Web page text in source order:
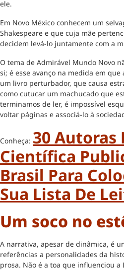
ele.
Em Novo México conhecem um
Shakespeare e que cuja mãe
decidem levá-lo juntamente com a
O tema de Admirável Mundo Novo
si; é esse avanço na medida em que
um livro perturbador, que causa
como cutucar um machucado que
terminamos de ler, é impossível
voltar páginas e associá-lo à
Conheça: 30 Autoras
Científica
Brasil Para
Sua Lista De
Um soco no
A narrativa, apesar de dinâmica, é
referências a personalidades da
prosa. Não é a toa que influenciou a